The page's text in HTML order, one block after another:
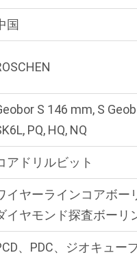
国
S 146 mm, S
PQ, HQ, NQ
アドリルビット
イヤーラインコアボー
イヤモンド探査ボーリ
、PDC、ジオキュー